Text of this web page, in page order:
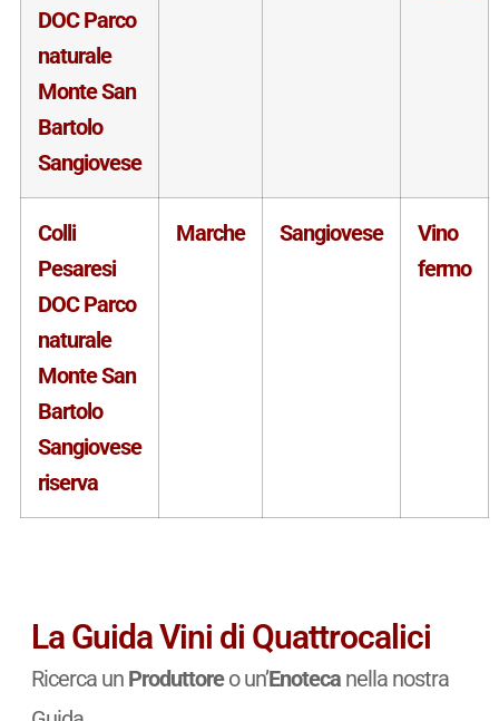
DOC Parco
naturale
Monte San
Bartolo
Sangiovese
Colli
Pesaresi
DOC Parco
naturale
Monte San
Bartolo
Sangiovese
riserva
Marche Sangiovese
Vino
fermo
La Guida Vini di Quattrocalici
Ricerca un Produttoreo un’Enotecanella nostra